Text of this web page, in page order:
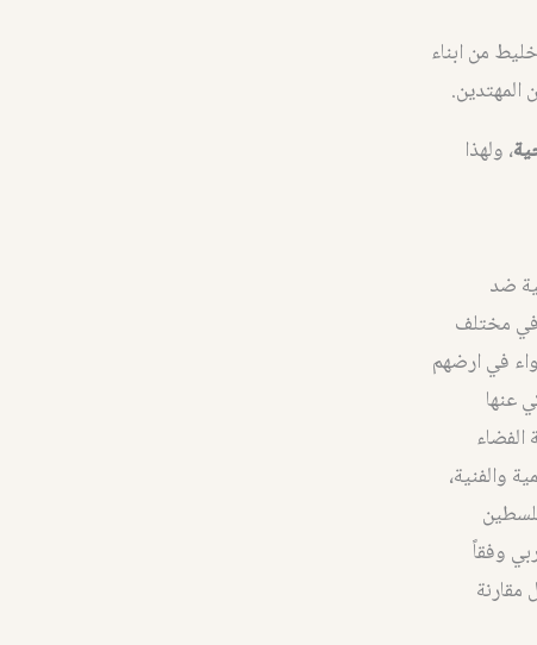
من ابناء
المهتدين.
، ولهذا
ضد
في مختلف
في ارضهم
عنها
والفنية،
وفقاً